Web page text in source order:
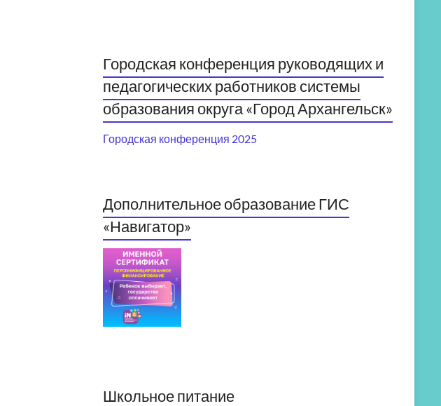
Городская конференция руководящих и
педагогических работников системы
образования округа «Город Архангельск»
Городская конференция 2025
Дополнительное образование ГИС
«Навигатор»
Школьное питание